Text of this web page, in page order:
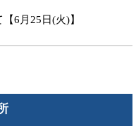
6月25日(火)】